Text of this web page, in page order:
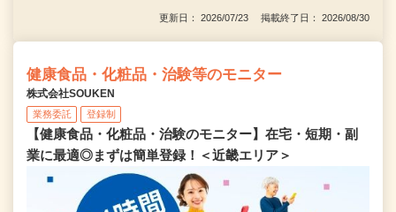
更新日： 2026/07/23 掲載終了日： 2026/08/30
健康食品・化粧品・治験等のモニター
株式会社SOUKEN
業務委託 登録制
【健康食品・化粧品・治験のモニター】在宅・短期・副
業に最適◎まずは簡単登録！＜近畿エリア＞